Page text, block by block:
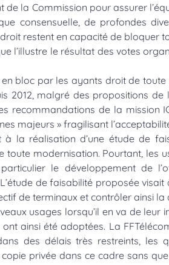
la Commission pour assurer
consensuelle, de profondes
restent en capacité de bloquer
l’illustre le résultat des votes
bloc par les ayants droit de
2012, malgré des propositions
recommandations de la mission
majeurs » fragilisant
à la réalisation d’une étude de
toute modernisation. Pourtant, les
le développement de
de faisabilité proposée
de terminaux et contrôler ainsi la
usages lorsqu’il en va de leur
ainsi été adoptées. La
des délais très restreints, les
privée dans ce cadre sans que